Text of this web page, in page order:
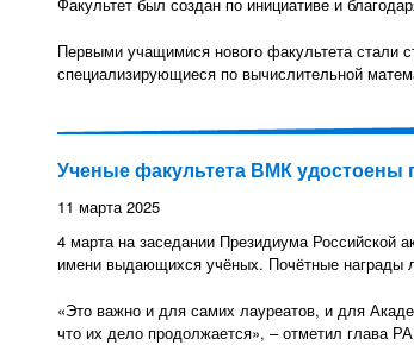
Первыми учащимися нового факультета стали
специализирующиеся по вычислительной
Ученые факультета ВМК
11 марта 2025
4 марта на заседании Президиума Российской
имени выдающихся учёных. Почётные награды
«Это важно и для самих лауреатов, и для
что их дело продолжается», – отметил глава